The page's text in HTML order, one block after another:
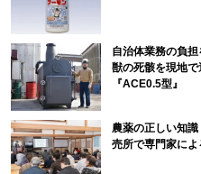
自治体業務の負
獣の死骸を現地
『ACE0.5型』
農薬の正しい知
売所で専門家に